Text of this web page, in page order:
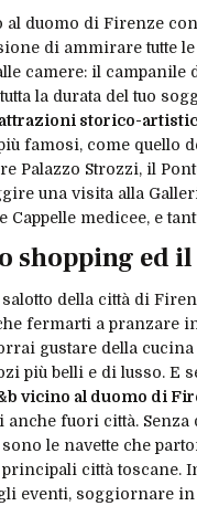
duomo di Firenze
di ammirare tutte
camere: il campanile
la durata del tuo
storico-
famosi, come quello
Palazzo Strozzi, il
una visita alla
Cappelle medicee, e
shopping ed
della città di
fermarti a pranzare
gustare della
più belli e di lusso. E
vicino al duomo di
anche fuori città.
le navette che
città
eventi, soggiornare